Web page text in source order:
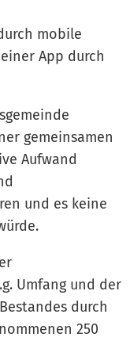
mobile
App durch
gemeinsamen
Aufwand
und es keine
Umfang und der
durch
250